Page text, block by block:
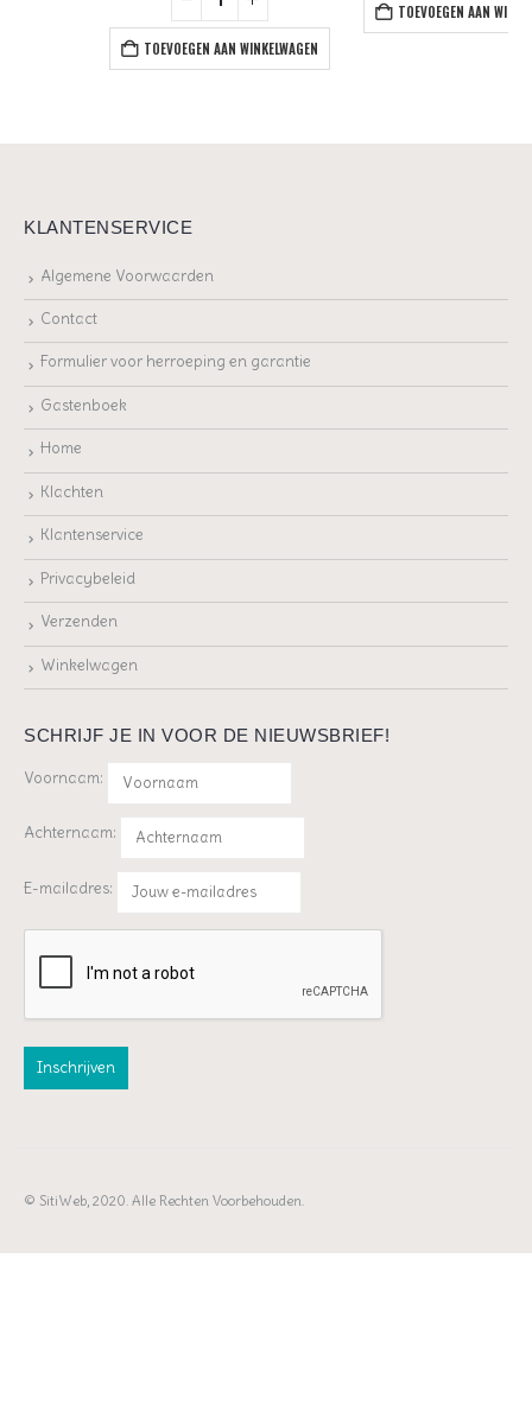
TOEVOEGEN AAN WINKELWAGEN
TOEVOEGEN AAN WINKELWAGEN
KLANTENSERVICE
Algemene Voorwaarden
Contact
Formulier voor herroeping en garantie
Gastenboek
Home
Klachten
Klantenservice
Privacybeleid
Verzenden
Winkelwagen
SCHRIJF JE IN VOOR DE NIEUWSBRIEF!
Voornaam:
Achternaam:
E-mailadres:
© SitiWeb, 2020. Alle Rechten Voorbehouden.